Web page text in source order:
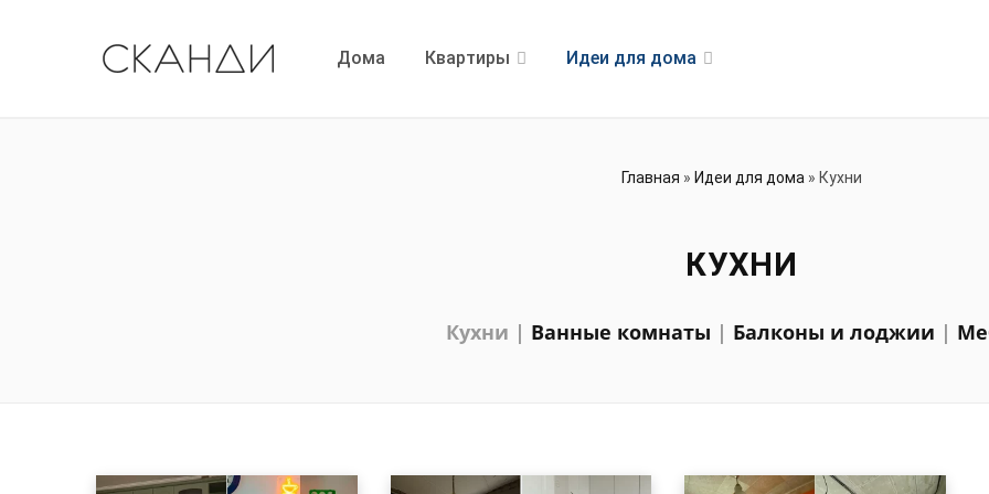
Дома Квартиры Идеи для дома
Главная » Идеи для дома » Кухни
КУХНИ
Кухни | Ванные комнаты | Балконы и лоджии |